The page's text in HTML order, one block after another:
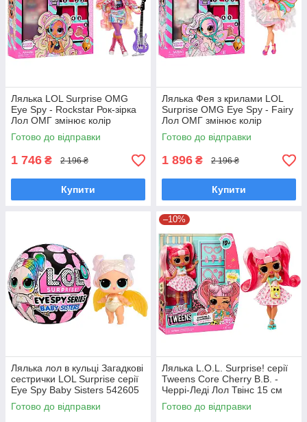
Лялька LOL Surprise OMG
Eye Spy - Rockstar Рок-зірка
Лол ОМГ змінює колір
542681
Готово до відправки
1 746 ₴ 2 196 ₴
Купити
Лялька Фея з крилами LOL
Surprise OMG Eye Spy - Fairy
Лол ОМГ змінює колір
542650
Готово до відправки
1 896 ₴ 2 196 ₴
Купити
Лялька лол в кульці Загадкові
сестрички LOL Surprise серії
Eye Spy Baby Sisters 542605
Готово до відправки
–10%
Лялька L.O.L. Surprise! серії
Tweens Core Cherry B.B. -
Черрі-Леді Лол Твінс 15 см
542575
Готово до відправки